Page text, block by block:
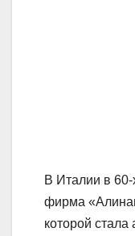
В Италии в 60-
фирма
которой